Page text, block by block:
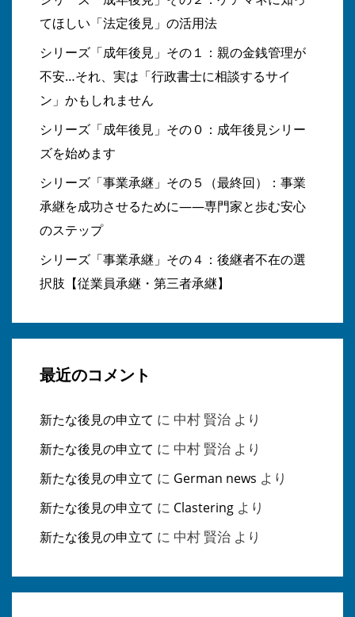
てほしい「法定後見」の活用法
シリーズ「成年後見」その１：親の金銭管理が
不安…それ、実は「行政書士に相談するサイ
ン」かもしれません
シリーズ「成年後見」その０：成年後見シリー
ズを始めます
シリーズ「事業承継」その５（最終回）：事業
承継を成功させるために――専門家と歩む安心
のステップ
シリーズ「事業承継」その４：後継者不在の選
択肢【従業員承継・第三者承継】
最近のコメント
新たな後見の申立て に 中村 賢治 より
新たな後見の申立て に 中村 賢治 より
新たな後見の申立て に German news より
新たな後見の申立て に Clastering より
新たな後見の申立て に 中村 賢治 より